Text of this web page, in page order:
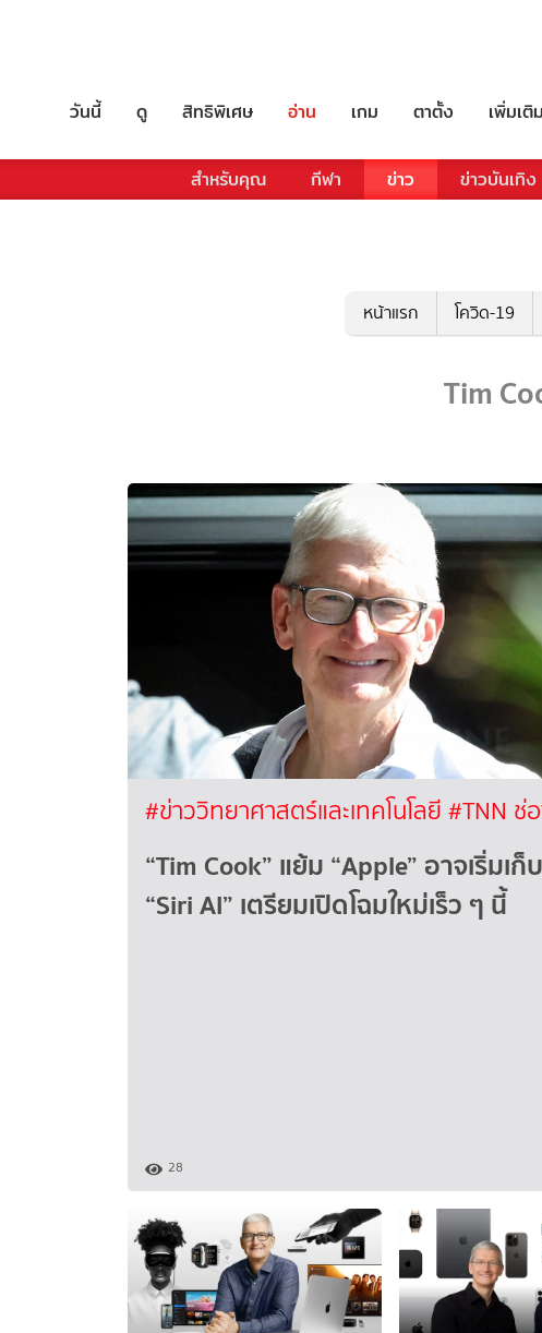
วันนี้ ดู สิทธิพิเศษ อ่าน เกม ตาตั้ง เพิ่มเติม
สำหรับคุณ กีฬา ข่าว ข่าวบันเทิง
หน้าแรก โควิด-19
Tim
#ข่าววิทยาศาสตร์และเทคโนโลยี #TNN ช่
“Tim Cook” แย้ม “Apple” อาจเริ่มเก็
“Siri AI” เตรียมเปิดโฉมใหม่เร็ว ๆ นี้
28